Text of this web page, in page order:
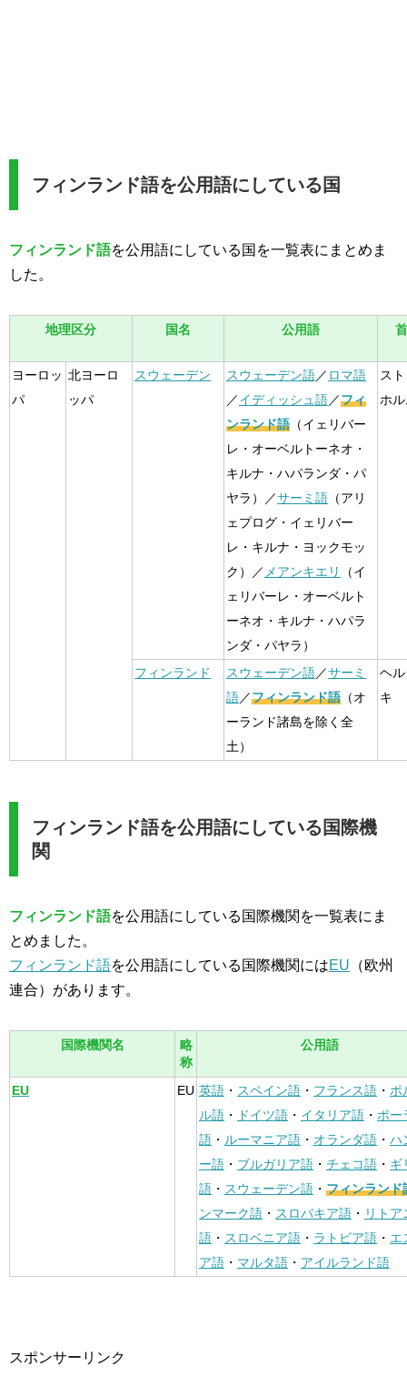
フィンランド語を公用語にしている国
フィンランド語を公用語にしている国を一覧表にまとめま
した。
地理区分 国名 公用語
ヨーロッ
パ
北ヨーロ
ッパ
スウェーデン スウェーデン語／ ロマ語
／イディッシュ語／フィ
ンランド語 （イェリバー
レ・オーベルトーネオ・
キルナ・ハパランダ・パ
ヤラ）／サーミ語 （アリ
ェプログ・イェリバー
レ・キルナ・ヨックモッ
ク）／ メアンキエリ
（イ
ェリバーレ・オーベルト
ーネオ・キルナ・ハパラ
ンダ・パヤラ）
ス
ホ
フィンランド スウェーデン語／サーミ
語／フィンランド語 （オ
ーランド諸島を除く全
土）
ヘ
キ
フィンランド語を公用語にしている国際機
関
フィンランド語を公用語にしている国際機関を一覧表にま
とめました。
フィンランド語を公用語にしている国際機関にはEU （欧州
連合）があります。
国際機関名
略
称
公用語
EU EU 英語 ・ スペイン語 ・ フランス語 ・ ポ
ル語 ・ ドイツ語 ・ イタリア語 ・ ポー
語 ・ ルーマニア語 ・ オランダ語 ・ ハ
ー語 ・ ブルガリア語 ・ チェコ語 ・ ギ
語 ・ スウェーデン語 ・ フィンランド
ンマーク語 ・ スロバキア語 ・ リトア
語 ・ スロベニア語 ・ ラトビア語 ・ エ
ア語 ・ マルタ語 ・ アイルランド語
スポンサーリンク